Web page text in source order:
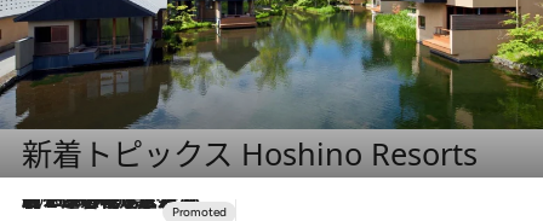
新着トピックス Hoshino Resorts
2026.8.7
【トンボの足水浴】ヒノキの香りに包まれて涼感マックス！約13℃の湧水かけ流しを避暑地「星野温泉 トンボの湯」で体験